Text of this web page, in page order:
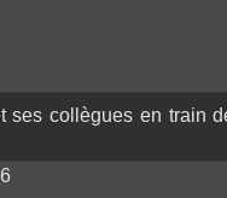
ses collègues en train